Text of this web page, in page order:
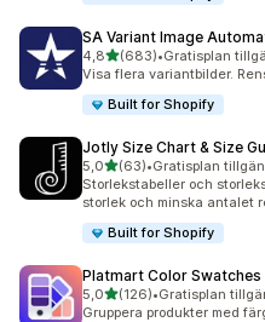
SA Variant Image
4,8av 5 stjärnor
(683)
683 recensioner totalt
•Gratisplan
Visa flera variantbilder.
Built for Shopify
Jotly Size Chart & Size
5,0av 5 stjärnor
(63)
63 recensioner totalt
•Gratisplan
Storlekstabeller och
storlek och minska antalet
Built for Shopify
Platmart Color Swatches
5,0av 5 stjärnor
(126)
126 recensioner totalt
•Gratisplan
Gruppera produkter med